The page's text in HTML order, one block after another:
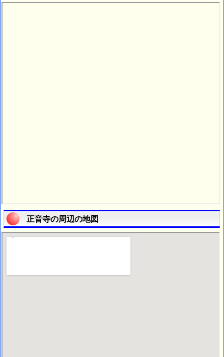
正音寺の周辺の地図